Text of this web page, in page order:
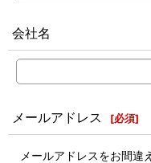
会社名
メールアドレス [必須]
メールアドレスをお間違